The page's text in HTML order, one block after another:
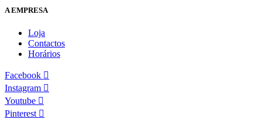
A EMPRESA
Loja
Contactos
Horários
Facebook
Instagram
Youtube
Pinterest